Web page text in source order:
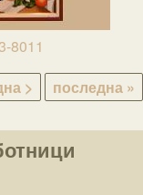
8011
> последна »